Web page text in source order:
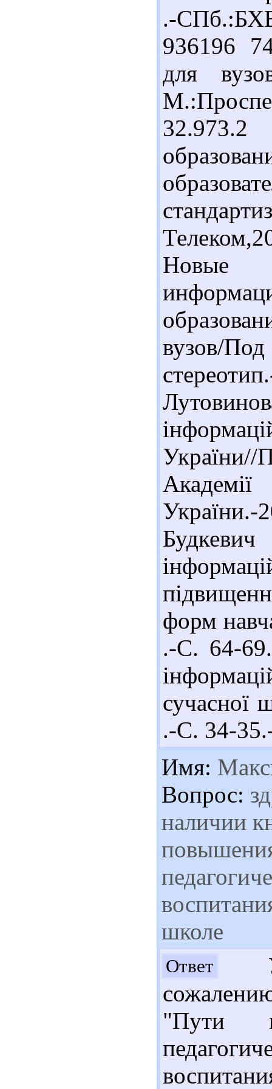
.-
936196
для
Новые
вузов/
України//
форм
.-С. 64-
сучасної
.-С. 34-
Имя:
Вопрос:
наличии
школе
Ответ
"Пути